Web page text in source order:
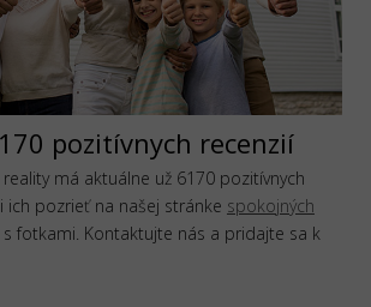
pozitívnych recenzií
má aktuálne už 6170 pozitívnych
ich pozrieť na našej stránke spokojných
s fotkami. Kontaktujte nás a pridajte sa k